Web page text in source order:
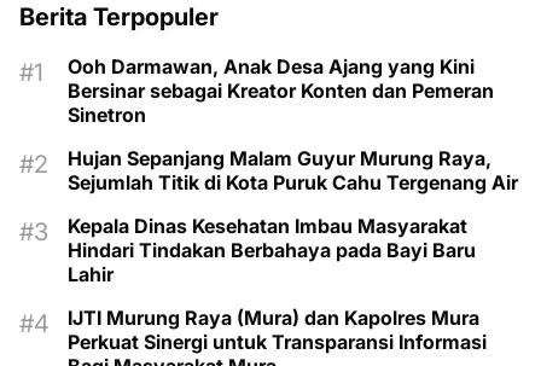
Berita Terpopuler
Ooh Darmawan, Anak Desa Ajang yang Kini
Bersinar sebagai Kreator Konten dan Pemeran
Sinetron
Hujan Sepanjang Malam Guyur Murung Raya,
Sejumlah Titik di Kota Puruk Cahu Tergenang Air
Kepala Dinas Kesehatan Imbau Masyarakat
Hindari Tindakan Berbahaya pada Bayi Baru
Lahir
IJTI Murung Raya (Mura) dan Kapolres Mura
Perkuat Sinergi untuk Transparansi Informasi